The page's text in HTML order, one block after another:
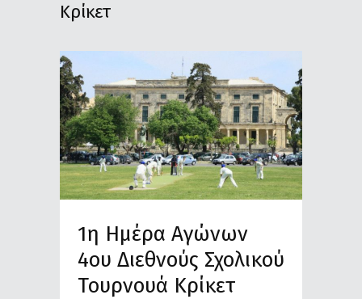
Κρίκετ
1η Ημέρα Αγώνων
4ου Διεθνούς Σχολικού
Τουρνουά Κρίκετ